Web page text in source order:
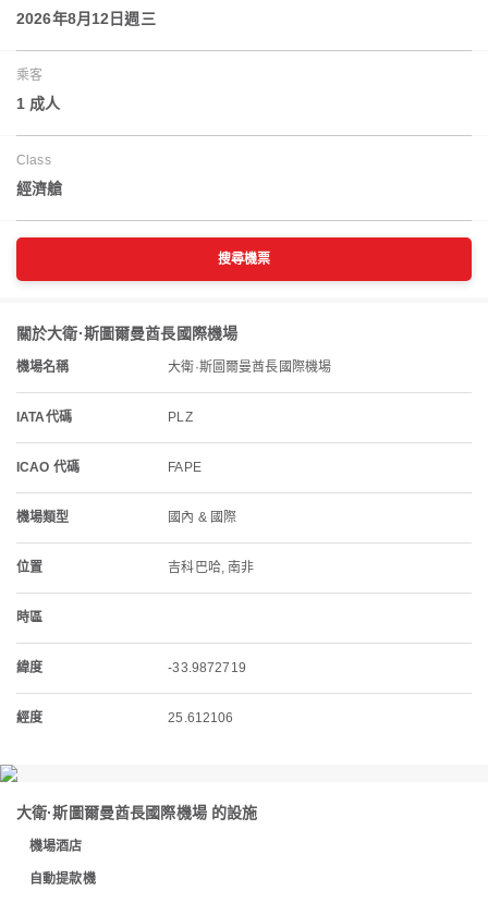
2026年8月12日週三
乘客
1 成人
Class
經濟艙
搜尋機票
關於大衛·斯圖爾曼酋長國際機場
機場名稱 大衛·斯圖爾曼酋長國際機場
IATA代碼 PLZ
ICAO 代碼 FAPE
機場類型 國內 & 國際
位置 吉科巴哈, 南非
時區
緯度 -33.9872719
經度 25.612106
大衛·斯圖爾曼酋長國際機場 的設施
機場酒店
自動提款機